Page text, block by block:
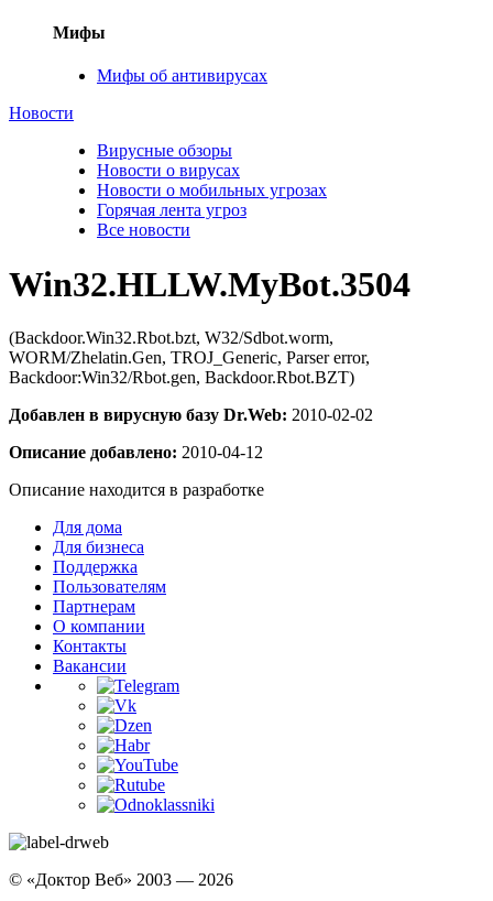
Мифы
Мифы об антивирусах
Новости
Вирусные обзоры
Новости о вирусах
Новости о мобильных угрозах
Горячая лента угроз
Все новости
Win32.HLLW.MyBot.3504
(Backdoor.Win32.Rbot.bzt, W32/Sdbot.worm,
WORM/Zhelatin.Gen, TROJ_Generic, Parser error,
Backdoor:Win32/Rbot.gen, Backdoor.Rbot.BZT)
Добавлен в вирусную базу Dr.Web: 2010-02-02
Описание добавлено: 2010-04-12
Описание находится в разработке
Для дома
Для бизнеса
Поддержка
Пользователям
Партнерам
О компании
Контакты
Вакансии
© «Доктор Веб» 2003 — 2026